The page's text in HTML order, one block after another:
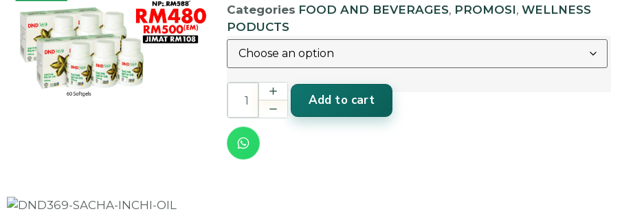
Categories FOOD AND BEVERAGES, PROMOSI,WELLNESS
PODUCTS
Add to cart